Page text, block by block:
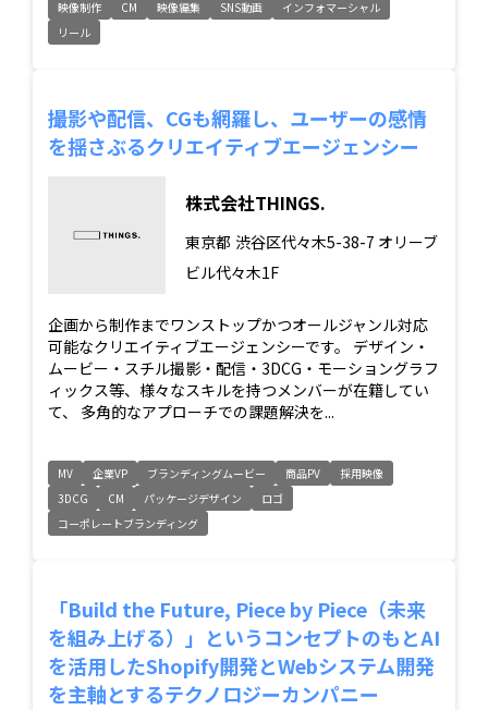
映像制作 CM 映像編集 SNS動画
インフォマーシャル
リール
撮影や配信、CGも網羅し、ユーザーの感情
を揺さぶるクリエイティブエージェンシー
株式会社THINGS.
東京都 渋谷区代々木5-38-7 オリーブ
ビル代々木1F
企画から制作までワンストップかつオールジャンル対応
可能なクリエイティブエージェンシーです。 デザイン・
ムービー・スチル撮影・配信・3DCG・モーショングラフ
ィックス等、様々なスキルを持つメンバーが在籍してい
て、 多角的なアプローチでの課題解決を...
MV 企業VP ブランディングムービー 商品PV
採用映像
3DCG
CM パッケージデザイン
ロゴ
コーポレートブランディング
「Build the Future, Piece by Piece（未来
を組み上げる）」というコンセプトのもとAI
を活用したShopify開発とWebシステム開発
を主軸とするテクノロジーカンパニー